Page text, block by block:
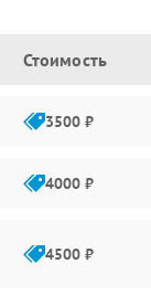
Стоимость
3500 ₽
4000 ₽
4500 ₽